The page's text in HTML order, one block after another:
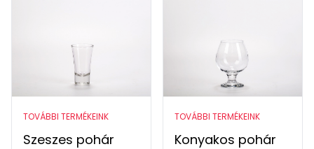
TOVÁBBI TERMÉKEINK
Szeszes pohár
TOVÁBBI TERMÉKEINK
Konyakos pohár